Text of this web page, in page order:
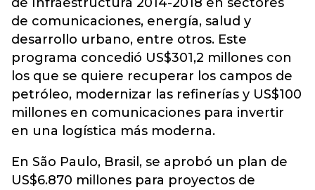
de comunicaciones, energía, salud y
desarrollo urbano, entre otros. Este
programa concedió US$301,2 millones con
los que se quiere recuperar los campos de
petróleo, modernizar las refinerías y US$100
millones en comunicaciones para invertir
en una logística más moderna.
En São Paulo, Brasil, se aprobó un plan de
US$6.870 millones para proyectos de